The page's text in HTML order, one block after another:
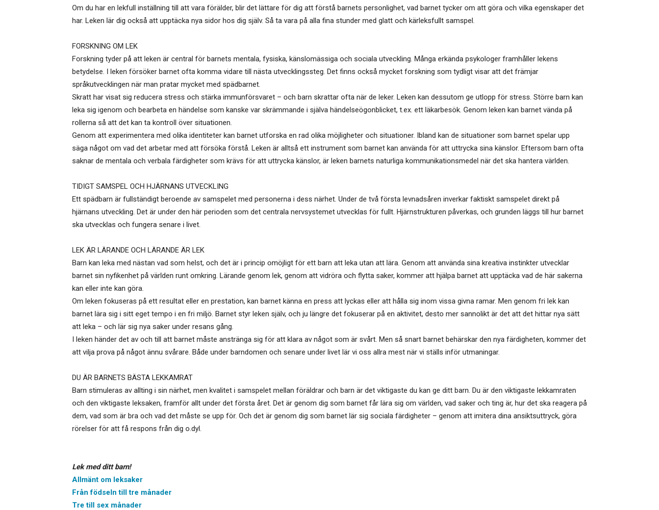
Om du har en lekfull inställning till att vara förälder, blir det lättare för dig att förstå barnets personlighet, vad barnet tycker om att göra och vilka egenskaper det
har. Leken lär dig också att upptäcka nya sidor hos dig själv. Så ta vara på alla fina stunder med glatt och kärleksfullt samspel.
FORSKNING OM LEK
Forskning tyder på att leken är central för barnets mentala, fysiska, känslomässiga och sociala utveckling. Många erkända psykologer framhåller lekens
betydelse. I leken försöker barnet ofta komma vidare till nästa utvecklingssteg. Det finns också mycket forskning som tydligt visar att det främjar
språkutvecklingen när man pratar mycket med spädbarnet.
Skratt har visat sig reducera stress och stärka immunförsvaret – och barn skrattar ofta när de leker. Leken kan dessutom ge utlopp för stress. Större barn kan
leka sig igenom och bearbeta en händelse som kanske var skrämmande i själva händelseögonblicket, t.ex. ett läkarbesök. Genom leken kan barnet vända på
rollerna så att det kan ta kontroll över situationen.
Genom att experimentera med olika identiteter kan barnet utforska en rad olika möjligheter och situationer. Ibland kan de situationer som barnet spelar upp
säga något om vad det arbetar med att försöka förstå. Leken är alltså ett instrument som barnet kan använda för att uttrycka sina känslor. Eftersom barn ofta
saknar de mentala och verbala färdigheter som krävs för att uttrycka känslor, är leken barnets naturliga kommunikationsmedel när det ska hantera världen.
TIDIGT SAMSPEL OCH HJÄRNANS UTVECKLING
Ett spädbarn är fullständigt beroende av samspelet med personerna i dess närhet. Under de två första levnadsåren inverkar faktiskt samspelet direkt på
hjärnans utveckling. Det är under den här perioden som det centrala nervsystemet utvecklas för fullt. Hjärnstrukturen påverkas, och grunden läggs till hur barnet
ska utvecklas och fungera senare i livet.
LEK ÄR LÄRANDE OCH LÄRANDE ÄR LEK
Barn kan leka med nästan vad som helst, och det är i princip omöjligt för ett barn att leka utan att lära. Genom att använda sina kreativa instinkter utvecklar
barnet sin nyfikenhet på världen runt omkring. Lärande genom lek, genom att vidröra och flytta saker, kommer att hjälpa barnet att upptäcka vad de här sakerna
kan eller inte kan göra.
Om leken fokuseras på ett resultat eller en prestation, kan barnet känna en press att lyckas eller att hålla sig inom vissa givna ramar. Men genom fri lek kan
barnet lära sig i sitt eget tempo i en fri miljö. Barnet styr leken själv, och ju längre det fokuserar på en aktivitet, desto mer sannolikt är det att det hittar nya sätt
att leka – och lär sig nya saker under resans gång.
I leken händer det av och till att barnet måste anstränga sig för att klara av något som är svårt. Men så snart barnet behärskar den nya färdigheten, kommer det
att vilja prova på något ännu svårare. Både under barndomen och senare under livet lär vi oss allra mest när vi ställs inför utmaningar.
DU ÄR BARNETS BÄSTA LEKKAMRAT
Barn stimuleras av allting i sin närhet, men kvalitet i samspelet mellan föräldrar och barn är det viktigaste du kan ge ditt barn. Du är den viktigaste lekkamraten
och den viktigaste leksaken, framför allt under det första året. Det är genom dig som barnet får lära sig om världen, vad saker och ting är, hur det ska reagera på
dem, vad som är bra och vad det måste se upp för. Och det är genom dig som barnet lär sig sociala färdigheter – genom att imitera dina ansiktsuttryck, göra
rörelser för att få respons från dig o.dyl.
Lek med ditt barn!
Allmänt om leksaker
Från födseln till tre månader
Tre till sex månader